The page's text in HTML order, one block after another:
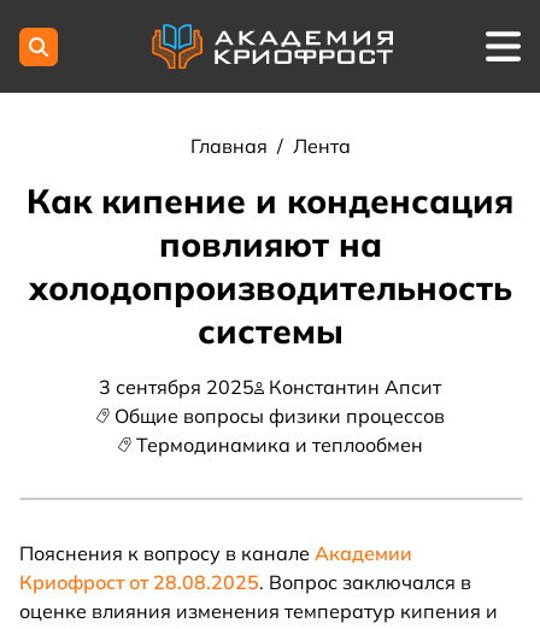
Главная / Лента
Как кипение и конденсация
повлияют на
холодопроизводительность
системы
3 сентября 2025
Константин Апсит
Общие вопросы физики процессов
Термодинамика и теплообмен
Пояснения к вопросу в канале Академии
Криофрост от 28.08.2025. Вопрос заключался в
оценке влияния изменения температур кипения и